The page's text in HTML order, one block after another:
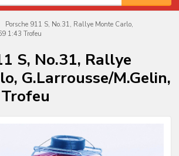
Porsche 911 S, No.31, Rallye Monte Carlo,
1:43 Trofeu
S, No.31, Rallye
G.Larrousse/M.Gelin,